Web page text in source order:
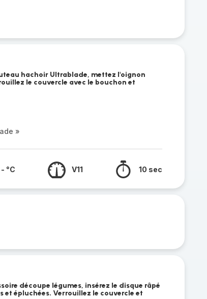
hachoir Ultrablade, mettez l'oignon
le couvercle avec le bouchon et
»
- °C V11 10 sec
découpe légumes, insérez le disque râpé
et épluchées. Verrouillez le couvercle et